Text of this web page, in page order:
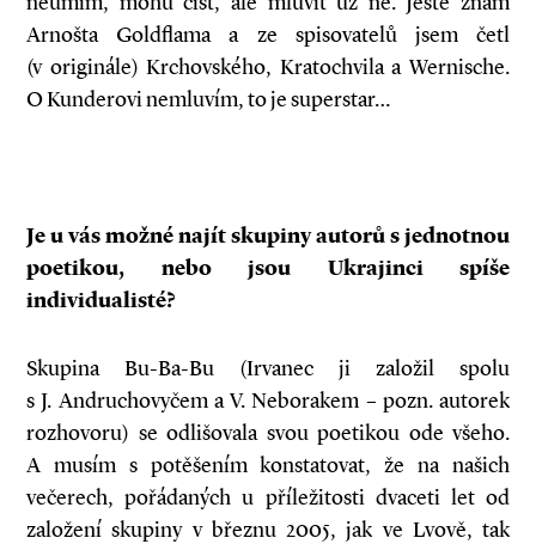
Arnošta Goldflama a ze spisovatelů jsem četl
(v originále) Krchovského, Kratochvila a Wernische.
O Kunderovi nemluvím, to je superstar…
Je uvás možné najít skupiny autorů sjednotnou
poetikou, nebo jsou Ukrajinci spíše
individualisté?
Skupina Bu-Ba-Bu (Irvanec ji založil spolu
s J. Andruchovyčem a V. Neborakem – pozn. autorek
rozhovoru) se odlišovala svou poetikou ode všeho.
A musím s potěšením konstatovat, že na našich
večerech, pořádaných u příležitosti dvaceti let od
založení skupiny v březnu 2005, jak ve Lvově, tak